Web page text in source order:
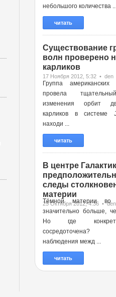
небольшого количества
читать
Существование
волн проверено
карликов
17 Ноября 2012, 5:32 • den
Группа американских
провела
изменения орбит
карликов в системе
находи ...
читать
В центре
следы
материи
25 Октября 2012, 4:36 • den
Тёмной материи во
значительно больше,
Но где
наблюдения межд ...
читать